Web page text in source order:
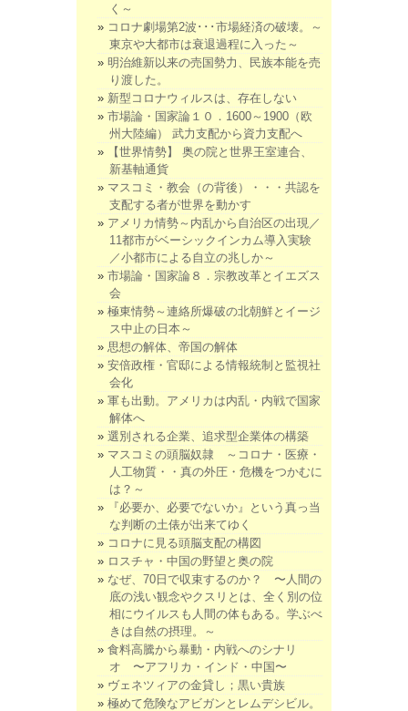
く～
コロナ劇場第2波･･･市場経済の破壊。～
東京や大都市は衰退過程に入った～
明治維新以来の売国勢力、民族本能を売
り渡した。
新型コロナウィルスは、存在しない
市場論・国家論１０．1600～1900（欧
州大陸編） 武力支配から資力支配へ
【世界情勢】 奥の院と世界王室連合、
新基軸通貨
マスコミ・教会（の背後）・・・共認を
支配する者が世界を動かす
アメリカ情勢～内乱から自治区の出現／
11都市がベーシックインカム導入実験
／小都市による自立の兆しか～
市場論・国家論８．宗教改革とイエズス
会
極東情勢～連絡所爆破の北朝鮮とイージ
ス中止の日本～
思想の解体、帝国の解体
安倍政権・官邸による情報統制と監視社
会化
軍も出動。アメリカは内乱・内戦で国家
解体へ
選別される企業、追求型企業体の構築
マスコミの頭脳奴隷 ～コロナ・医療・
人工物質・・真の外圧・危機をつかむに
は？～
『必要か、必要でないか』という真っ当
な判断の土俵が出来てゆく
コロナに見る頭脳支配の構図
ロスチャ・中国の野望と奥の院
なぜ、70日で収束するのか？ 〜人間の
底の浅い観念やクスリとは、全く別の位
相にウイルスも人間の体もある。学ぶべ
きは自然の摂理。～
食料高騰から暴動・内戦へのシナリ
オ 〜アフリカ・インド・中国〜
ヴェネツィアの金貸し；黒い貴族
極めて危険なアビガンとレムデシビル。